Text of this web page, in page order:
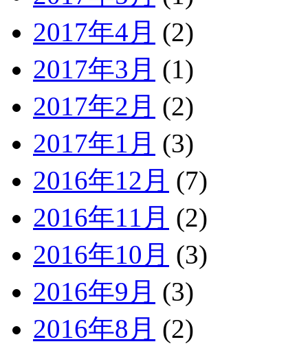
2017年4月 (2)
2017年3月 (1)
2017年2月 (2)
2017年1月 (3)
2016年12月 (7)
2016年11月 (2)
2016年10月 (3)
2016年9月 (3)
2016年8月 (2)